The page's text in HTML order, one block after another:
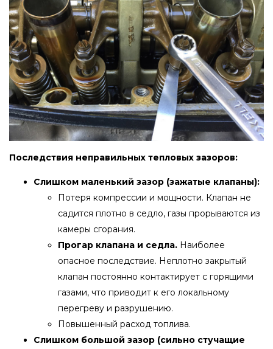
Последствия неправильных тепловых зазоров:
Слишком маленький зазор (зажатые клапаны):
Потеря компрессии и мощности. Клапан не
садится плотно в седло, газы прорываются из
камеры сгорания.
Прогар клапана и седла. Наиболее
опасное последствие. Неплотно закрытый
клапан постоянно контактирует с горящими
газами, что приводит к его локальному
перегреву и разрушению.
Повышенный расход топлива.
Слишком большой зазор (сильно стучащие